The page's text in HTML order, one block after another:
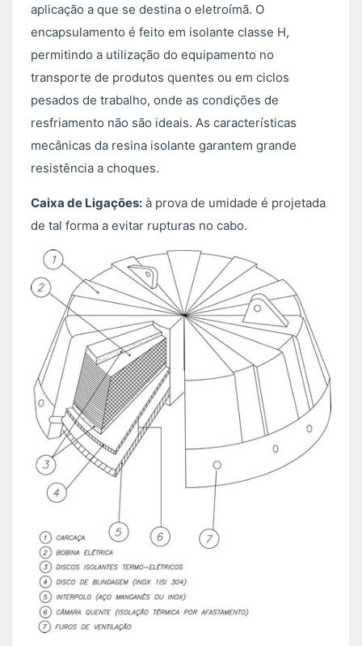
aplicação a que se destina o eletroímã. O
encapsulamento é feito em isolante classe H,
permitindo a utilização do equipamento no
transporte de produtos quentes ou em ciclos
pesados de trabalho, onde as condições de
resfriamento não são ideais. As características
mecânicas da resina isolante garantem grande
resistência a choques.
Caixa de Ligações: à prova de umidade é projetada
de tal forma a evitar rupturas no cabo.